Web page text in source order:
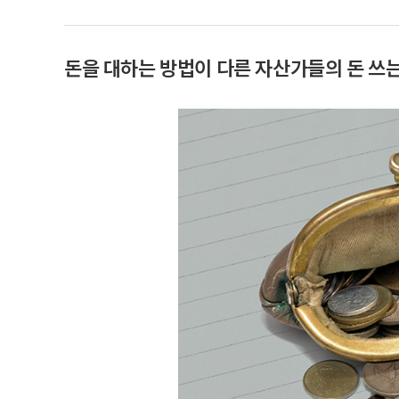
돈을 대하는 방법이 다른 자산가들의 돈 쓰